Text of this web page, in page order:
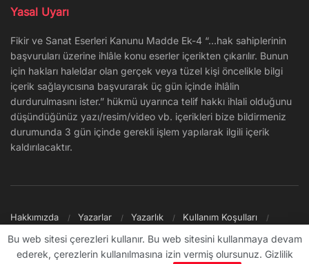
Yasal Uyarı
Fikir ve Sanat Eserleri Kanunu Madde Ek-4 “…hak sahiplerinin
başvuruları üzerine ihlâle konu eserler içerikten çıkarılır. Bunun
için hakları haleldar olan gerçek veya tüzel kişi öncelikle bilgi
içerik sağlayıcısına başvurarak üç gün içinde ihlâlin
durdurulmasını ister.” hükmü uyarınca telif hakkı ihlali olduğunu
düşündüğünüz yazı/resim/video vb. içerikleri bize bildirmeniz
durumunda 3 gün içinde gerekli işlem yapılarak ilgili içerik
kaldırılacaktır.
Hakkımızda Yazarlar Yazarlık
Kullanım Koşulları
© 2009 - ∞ Sanal Şantiye
Bu web sitesi çerezleri kullanır. Bu web sitesini kullanmaya devam
ederek, çerezlerin kullanılmasına izin vermiş olursunuz. Gizlilik